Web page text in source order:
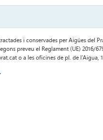
i conservades per Aigües
preveu el Reglament (UE) 2016/
o a les oficines de pl. de l’Aigua,